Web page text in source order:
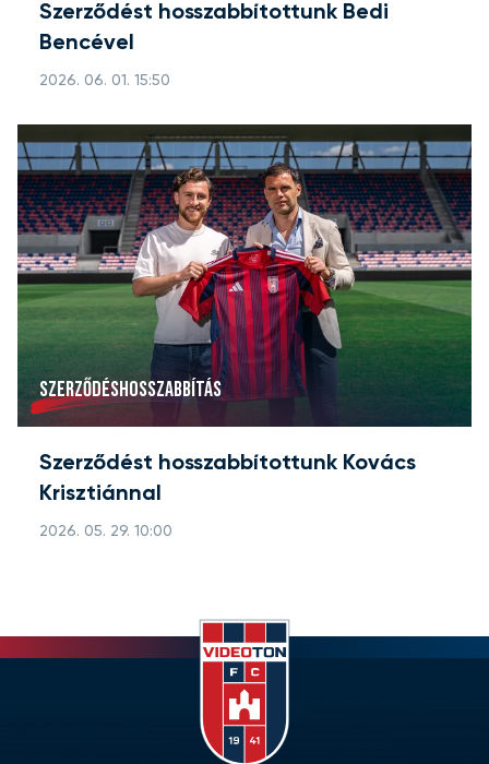
Szerződést hosszabbítottunk Bedi
Bencével
2026. 06. 01. 15:50
SZERZŐDÉSHOSSZABBÍTÁS
Szerződést hosszabbítottunk Kovács
Krisztiánnal
2026. 05. 29. 10:00